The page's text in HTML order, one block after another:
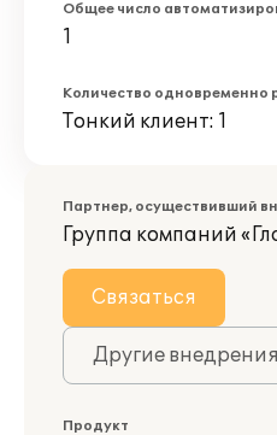
Общее число
1
Количество одновременно
Тонкий клиент: 1
Партнер, осуществивший
Группа компаний
Связаться
Другие
Продукт